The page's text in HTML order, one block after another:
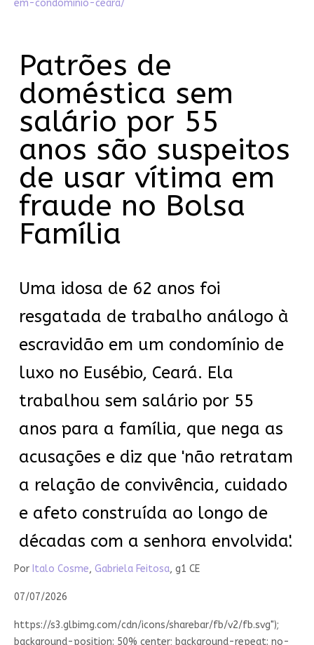
em-condominio-ceara/
Patrões de
doméstica sem
salário por 55
anos são suspeitos
de usar vítima em
fraude no Bolsa
Família
Uma idosa de 62 anos foi
resgatada de trabalho análogo à
escravidão em um condomínio de
luxo no Eusébio, Ceará. Ela
trabalhou sem salário por 55
anos para a família, que nega as
acusações e diz que 'não retratam
a relação de convivência, cuidado
e afeto construída ao longo de
décadas com a senhora envolvida'.
Por Italo Cosme, Gabriela Feitosa, g1 CE
07/07/2026
https://s3.glbimg.com/cdn/icons/sharebar/fb/v2/fb.svg");
background-position: 50% center; background-repeat: no-